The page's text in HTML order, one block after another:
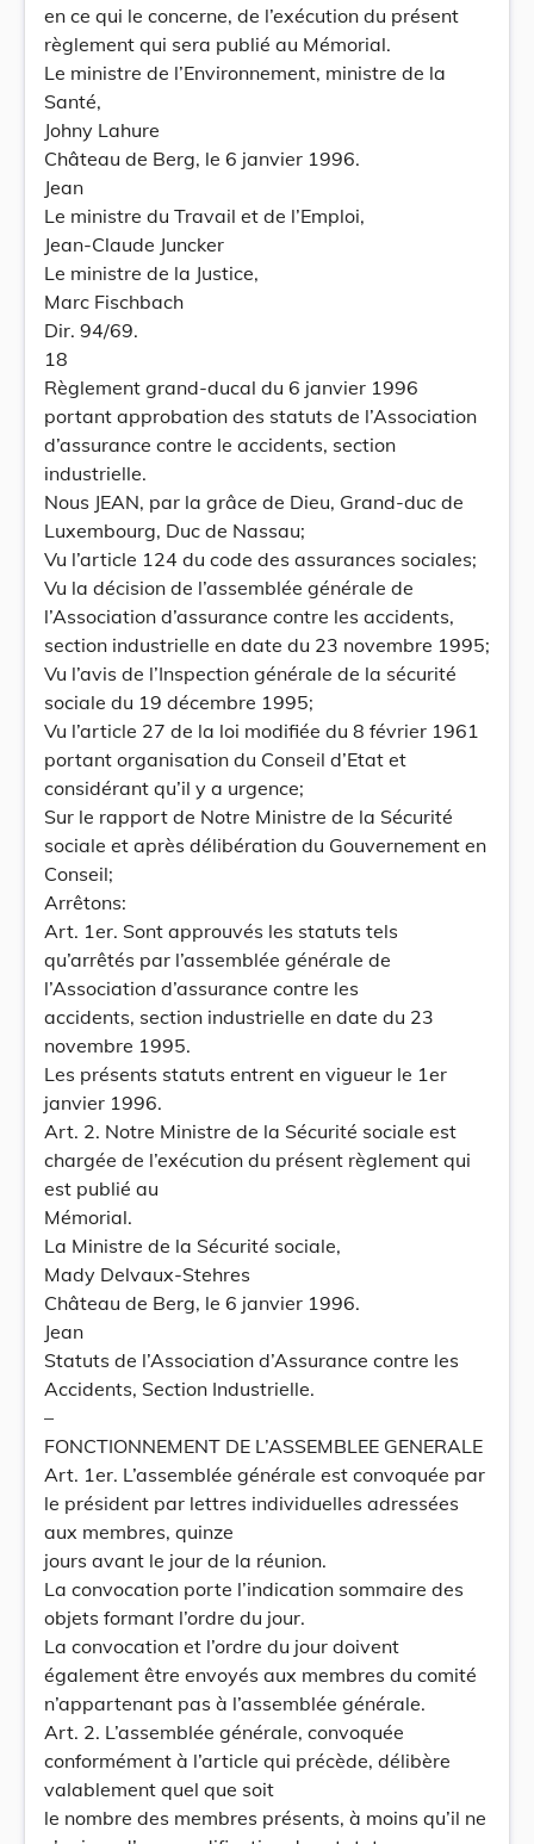
en ce qui le concerne, de l’exécution du présent
règlement qui sera publié au Mémorial.
Le ministre de l’Environnement, ministre de la
Santé,
Johny Lahure
Château de Berg, le 6 janvier 1996.
Jean
Le ministre du Travail et de l’Emploi,
Jean-Claude Juncker
Le ministre de la Justice,
Marc Fischbach
Dir. 94/69.
18
Règlement grand-ducal du 6 janvier 1996
portant approbation des statuts de l’Association
d’assurance contre le accidents, section
industrielle.
Nous JEAN, par la grâce de Dieu, Grand-duc de
Luxembourg, Duc de Nassau;
Vu l’article 124 du code des assurances sociales;
Vu la décision de l’assemblée générale de
l’Association d’assurance contre les accidents,
section industrielle en date du 23 novembre 1995;
Vu l’avis de l’Inspection générale de la sécurité
sociale du 19 décembre 1995;
Vu l’article 27 de la loi modifiée du 8 février 1961
portant organisation du Conseil d’Etat et
considérant qu’il y a urgence;
Sur le rapport de Notre Ministre de la Sécurité
sociale et après délibération du Gouvernement en
Conseil;
Arrêtons:
Art. 1er. Sont approuvés les statuts tels
qu’arrêtés par l’assemblée générale de
l’Association d’assurance contre les
accidents, section industrielle en date du 23
novembre 1995.
Les présents statuts entrent en vigueur le 1er
janvier 1996.
Art. 2. Notre Ministre de la Sécurité sociale est
chargée de l’exécution du présent règlement qui
est publié au
Mémorial.
La Ministre de la Sécurité sociale,
Mady Delvaux-Stehres
Château de Berg, le 6 janvier 1996.
Jean
Statuts de l’Association d’Assurance contre les
Accidents, Section Industrielle.
–
FONCTIONNEMENT DE L’ASSEMBLEE GENERALE
Art. 1er. L’assemblée générale est convoquée par
le président par lettres individuelles adressées
aux membres, quinze
jours avant le jour de la réunion.
La convocation porte l’indication sommaire des
objets formant l’ordre du jour.
La convocation et l’ordre du jour doivent
également être envoyés aux membres du comité
n’appartenant pas à l’assemblée générale.
Art. 2. L’assemblée générale, convoquée
conformément à l’article qui précède, délibère
valablement quel que soit
le nombre des membres présents, à moins qu’il ne